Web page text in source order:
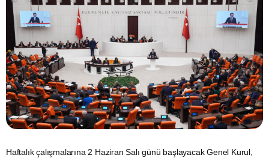
Haftalık çalışmalarına 2 Haziran Salı günü başlayacak Genel Kurul,